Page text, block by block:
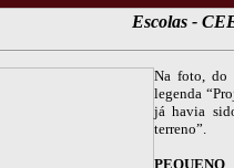
Escolas -
Na foto, do
legenda
já havia
terreno”.